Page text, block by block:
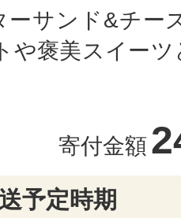
ーサンド&チー
や褒美スイー
寄付金額
予定時期